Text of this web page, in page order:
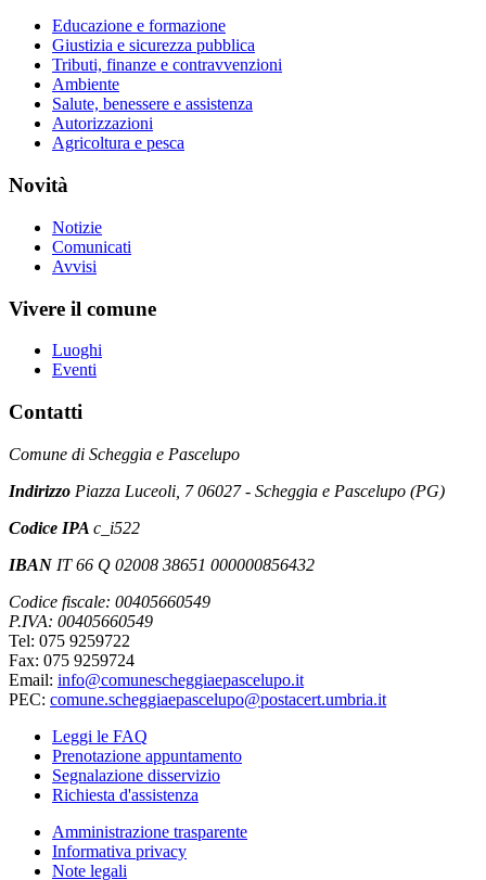
Educazione e formazione
Giustizia e sicurezza pubblica
Tributi, finanze e contravvenzioni
Ambiente
Salute, benessere e assistenza
Autorizzazioni
Agricoltura e pesca
Novità
Notizie
Comunicati
Avvisi
Vivere il comune
Luoghi
Eventi
Contatti
Comune di Scheggia e Pascelupo
Indirizzo Piazza Luceoli, 7 06027 - Scheggia e Pascelupo (PG)
Codice IPA c_i522
IBAN IT 66 Q 02008 38651 000000856432
Codice fiscale: 00405660549
P.IVA: 00405660549
Tel: 075 9259722
Fax: 075 9259724
Email: info@comunescheggiaepascelupo.it
PEC: comune.scheggiaepascelupo@postacert.umbria.it
Leggi le FAQ
Prenotazione appuntamento
Segnalazione disservizio
Richiesta d'assistenza
Amministrazione trasparente
Informativa privacy
Note legali